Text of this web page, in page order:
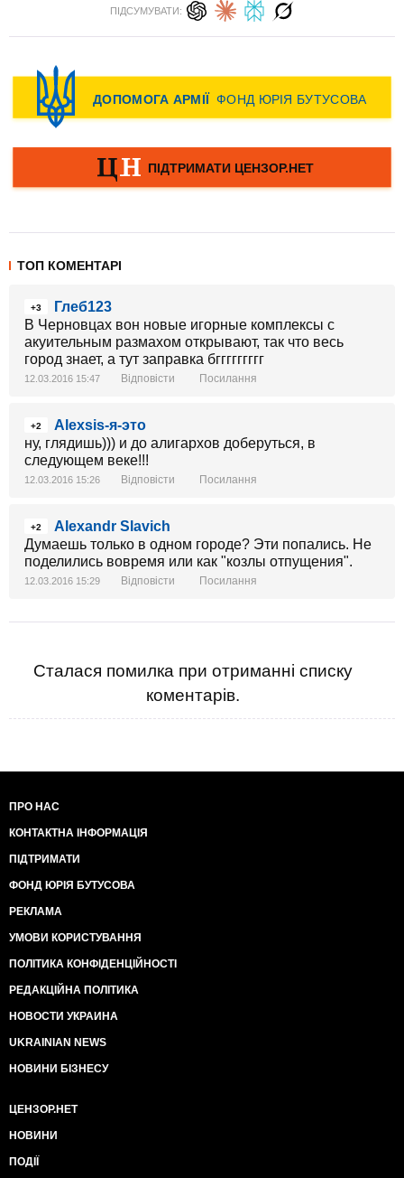
ПІДСУМУВАТИ:
ТОП КОМЕНТАРІ
+3
Глеб123
В Черновцах вон новые игорные комплексы с
акуительным размахом открывают, так что весь
город знает, а тут заправка бггггггггг
12.03.2016 15:47 Відповісти Посилання
+2
Alexsis-я-это
ну, глядишь))) и до алигархов доберуться, в
следующем веке!!!
12.03.2016 15:26 Відповісти Посилання
+2
Alexandr Slavich
Думаешь только в одном городе? Эти попались. Не
поделились вовремя или как "козлы отпущения".
12.03.2016 15:29 Відповісти Посилання
Сталася помилка при отриманні списку
коментарів.
ПРО НАС
КОНТАКТНА ІНФОРМАЦІЯ
ПІДТРИМАТИ
ФОНД ЮРІЯ БУТУСОВА
РЕКЛАМА
УМОВИ КОРИСТУВАННЯ
ПОЛІТИКА КОНФІДЕНЦІЙНОСТІ
РЕДАКЦІЙНА ПОЛІТИКА
НОВОСТИ УКРАИНА
UKRAINIAN NEWS
НОВИНИ БІЗНЕСУ
ЦЕНЗОР.НЕТ
НОВИНИ
ПОДІЇ